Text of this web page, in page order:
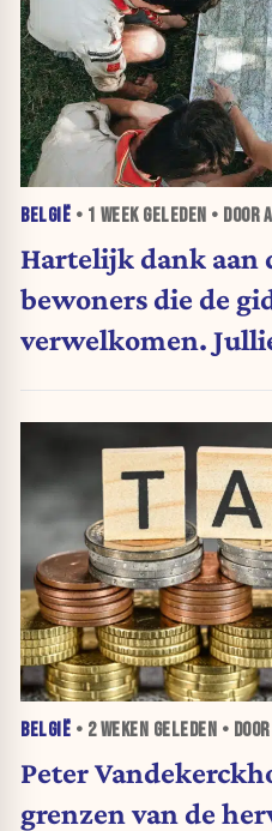
BELGIË • 1 WEEKGELEDEN • DOOR
Hartelijk dank aan
bewoners die de
verwelkomen.
BELGIË • 2 WEKEN GELEDEN •
Peter
grenzen van de